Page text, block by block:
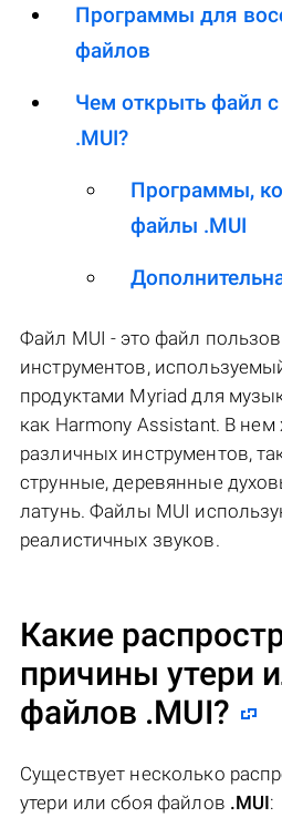
Программы для
файлов
Чем открыть файл
.MUI?
Программы,
файлы .MUI
Файл MUI - это файл
инструментов,
продуктами Myriad для
как Harmony Assistant. В нем
различных инструментов,
струнные, деревянные
латунь. Файлы MUI
реалистичных звуков.
Какие
причины утери
файлов .MUI?
Существует несколько
утери или сбоя файлов .MUI: